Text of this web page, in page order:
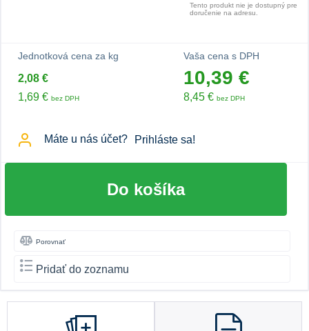
Tento produkt nie je dostupný pre
doručenie na adresu.
Jednotková cena za kg
2,08 €
1,69 € bez DPH
Vaša cena s DPH
10,39 €
8,45 € bez DPH
Máte u nás účet? Prihláste sa!
Do košíka
Porovnať
Pridať do zoznamu